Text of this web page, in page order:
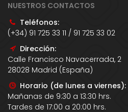
NUESTROS CONTACTOS
Teléfonos:
(+34) 91 725 33 11 / 91 725 33 02
Dirección:
Calle Francisco Navacerrada, 2
28028 Madrid (España)
Horario (de lunes a viernes):
Mañanas de 9:30 a 13:30 hrs.
Tardes de 17:00 a 20:00 hrs.